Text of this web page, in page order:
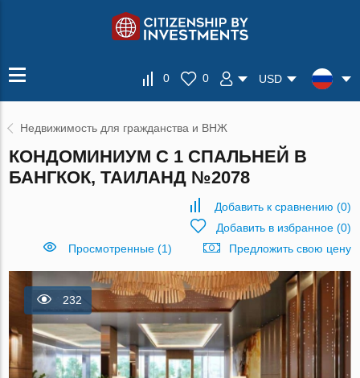
0 0 USD
Недвижимость для гражданства и ВНЖ
КОНДОМИНИУМ С 1 СПАЛЬНЕЙ В
БАНГКОК, ТАИЛАНД №2078
Добавить к сравнению (0)
Добавить в избранное(0)
Просмотренные (1)
Предложить свою цену
232